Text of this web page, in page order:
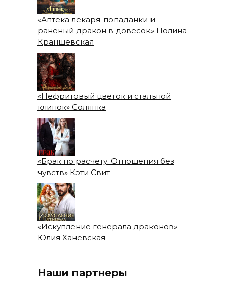
«Аптека лекаря-попаданки и
раненый дракон в довесок» Полина
Краншевская
«Нефритовый цветок и стальной
клинок» Солянка
«Брак по расчету. Отношения без
чувств» Кэти Свит
«Искупление генерала драконов»
Юлия Ханевская
Наши партнеры